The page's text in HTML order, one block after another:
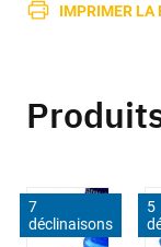
IMPRIMER LA
7
déclinaisons
5